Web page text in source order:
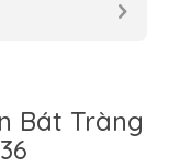
Bát Tràng